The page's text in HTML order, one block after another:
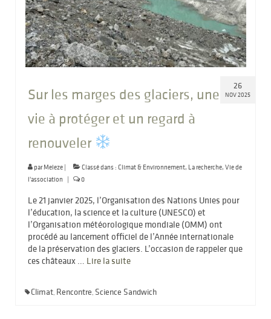
26
NOV 2025
Sur les marges des glaciers, une
vie à protéger et un regard à
renouveler
parMeleze | Classé dans : Climat & Environnement, La recherche, Vie de
l'association
| 0
Le 21 janvier 2025, l’Organisation des Nations Unies pour
l’éducation, la science et la culture (UNESCO) et
l’Organisation météorologique mondiale (OMM) ont
procédé au lancement officiel de l’Année internationale
de la préservation des glaciers. L’occasion de rappeler que
ces châteaux … Lire la suite­­
Climat, Rencontre, Science Sandwich